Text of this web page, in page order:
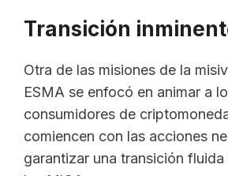
Transición
Otra de las misiones de la
ESMA se enfocó en animar a
consumidores de
comiencen con las acciones
garantizar una transición fluida